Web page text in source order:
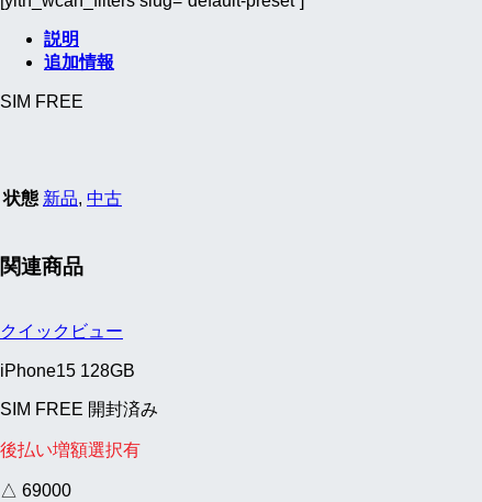
説明
追加情報
SIM FREE
状態 新品, 中古
関連商品
クイックビュー
iPhone15 128GB
SIM FREE 開封済み
後払い増額選択有
△ 69000